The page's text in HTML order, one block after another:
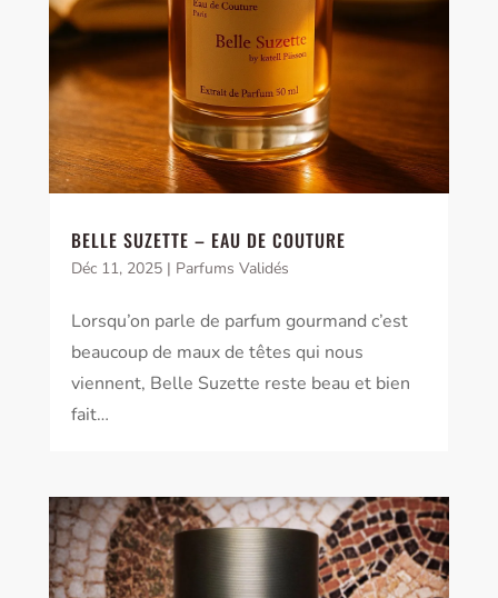
BELLE SUZETTE – EAU DE COUTURE
Déc 11, 2025| Parfums Validés
Lorsqu’on parle de parfum gourmand c’est
beaucoup de maux de têtes qui nous
viennent, Belle Suzette reste beau et bien
fait…